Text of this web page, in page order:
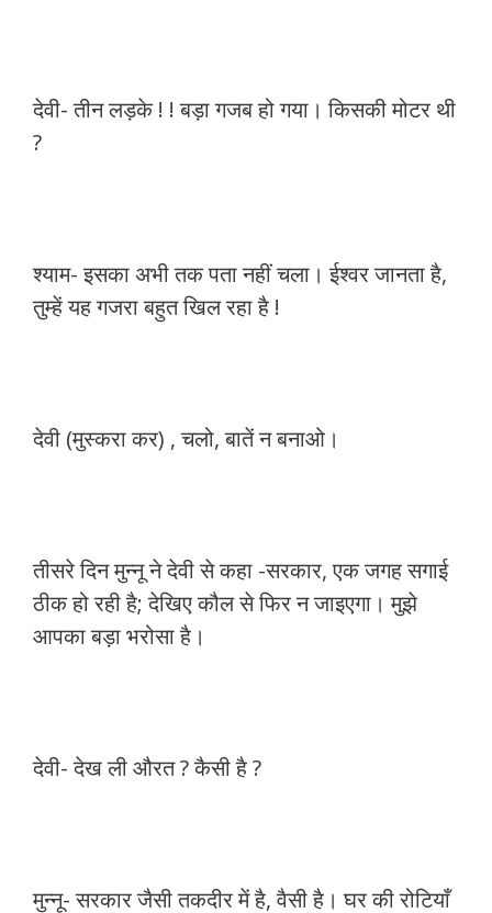
देवी- तीन लड़के ! ! बड़ा गजब हो गया। किसकी मोटर थी
?
श्याम- इसका अभी तक पता नहीं चला। ईश्वर जानता है,
तुम्हें यह गजरा बहुत खिल रहा है !
देवी (मुस्करा कर) , चलो, बातें न बनाओ।
तीसरे दिन मुन्नू ने देवी से कहा -सरकार, एक जगह सगाई
ठीक हो रही है; देखिए कौल से फिर न जाइएगा। मुझे
आपका बड़ा भरोसा है।
देवी- देख ली औरत ? कैसी है ?
मुन्नू- सरकार जैसी तकदीर में है, वैसी है। घर की रोटियाँ